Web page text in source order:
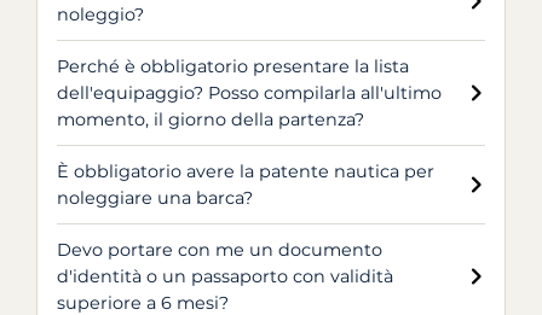
noleggio?
Perché è obbligatorio presentare la lista
dell'equipaggio? Posso compilarla all'ultimo
momento, il giorno della partenza?
È obbligatorio avere la patente nautica per
noleggiare una barca?
Devo portare con me un documento
d'identità o un passaporto con validità
superiore a 6 mesi?